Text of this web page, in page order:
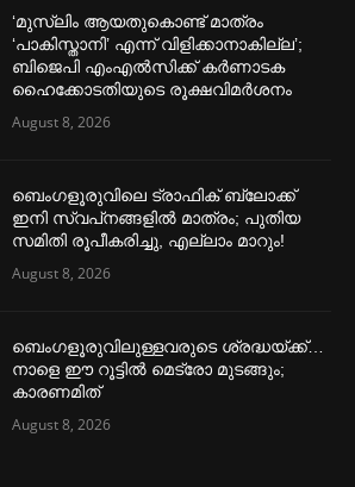
‘മുസ്‌ലിം ആയതുകൊണ്ട് മാത്രം
‘പാകിസ്താനി’ എന്ന് വിളിക്കാനാകില്ല’;
ബിജെപി എംഎല്‍സിക്ക് കര്‍ണാടക
ഹൈക്കോടതിയുടെ രൂക്ഷവിമര്‍ശനം
August 8, 2026
ബെംഗളൂരുവിലെ ട്രാഫിക് ബ്ലോക്ക്
ഇനി സ്വപ്‌നങ്ങളില്‍ മാത്രം; പുതിയ
സമിതി രൂപീകരിച്ചു, എല്ലാം മാറും!
August 8, 2026
ബെംഗളൂരുവിലുള്ളവരുടെ ശ്രദ്ധയ്ക്ക്…
നാളെ ഈ റൂട്ടില്‍ മെട്രോ മുടങ്ങും;
കാരണമിത്
August 8, 2026